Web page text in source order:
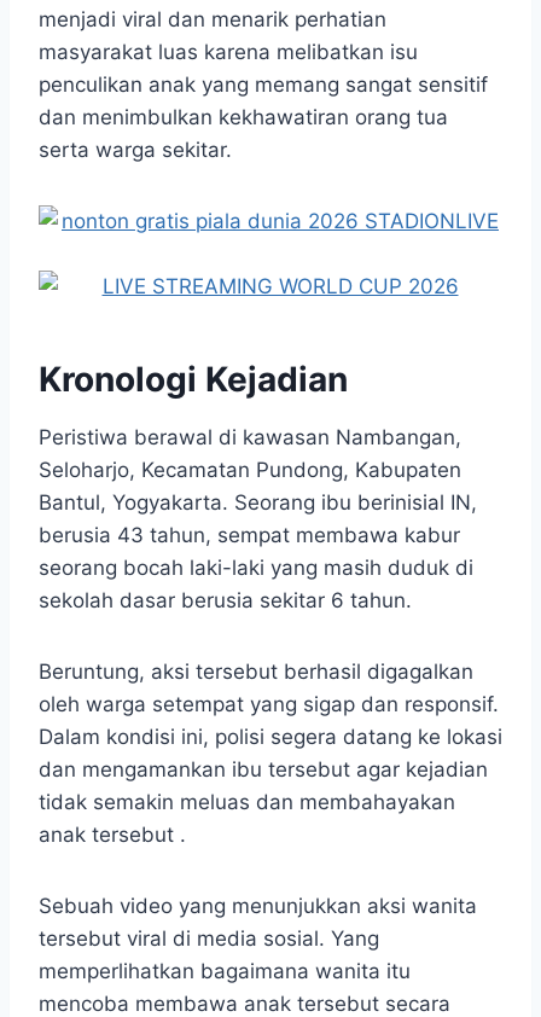
menjadi viral dan menarik perhatian
masyarakat luas karena melibatkan isu
penculikan anak yang memang sangat sensitif
dan menimbulkan kekhawatiran orang tua
serta warga sekitar.
Kronologi Kejadian
Peristiwa berawal di kawasan Nambangan,
Seloharjo, Kecamatan Pundong, Kabupaten
Bantul, Yogyakarta. Seorang ibu berinisial IN,
berusia 43 tahun, sempat membawa kabur
seorang bocah laki-laki yang masih duduk di
sekolah dasar berusia sekitar 6 tahun.
Beruntung, aksi tersebut berhasil digagalkan
oleh warga setempat yang sigap dan responsif.
Dalam kondisi ini, polisi segera datang ke lokasi
dan mengamankan ibu tersebut agar kejadian
tidak semakin meluas dan membahayakan
anak tersebut .
Sebuah video yang menunjukkan aksi wanita
tersebut viral di media sosial. Yang
memperlihatkan bagaimana wanita itu
mencoba membawa anak tersebut secara